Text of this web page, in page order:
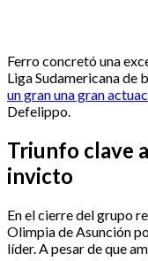
Ferro concretó una
Liga Sudamericana de
un gran una gran
Defelippo.
Triunfo clave
invicto
En el cierre del grupo
Olimpia de Asunción
líder. A pesar de que